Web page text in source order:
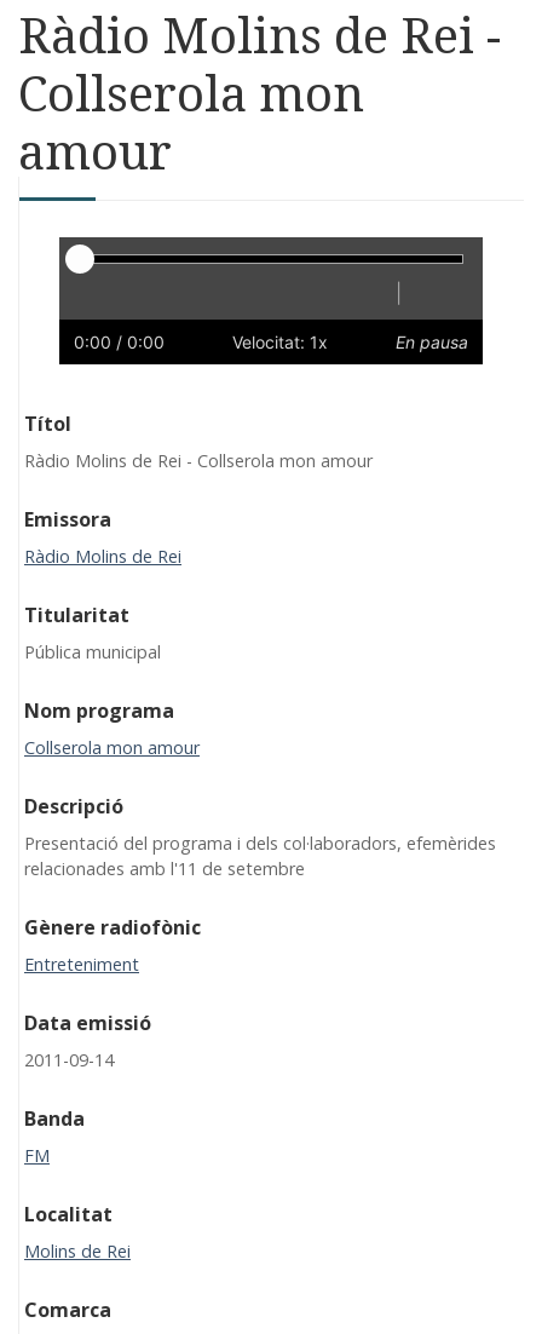
Ràdio Molins de Rei -
Collserola mon
amour
Reproductor
Lent
0:00 / 0:00 Velocitat: 1x En pausa
Títol
Ràdio Molins de Rei - Collserola mon amour
Emissora
Ràdio Molins de Rei
Titularitat
Pública municipal
Nom programa
Collserola mon amour
Descripció
Presentació del programa i dels col·laboradors, efemèrides
relacionades amb l'11 de setembre
Gènere radiofònic
Entreteniment
Data emissió
2011-09-14
Banda
FM
Localitat
Molins de Rei
Comarca